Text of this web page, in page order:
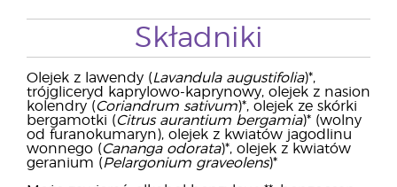
Składniki
Olejek z lawendy (Lavandula augustifolia)*,
trójgliceryd kaprylowo-kaprynowy, olejek z nasion
kolendry (Coriandrum sativum)*, olejek ze skórki
bergamotki (Citrus aurantium bergamia)* (wolny
od furanokumaryn), olejek z kwiatów jagodlinu
wonnego (Cananga odorata)*, olejek z kwiatów
geranium (Pelargonium graveolens)*